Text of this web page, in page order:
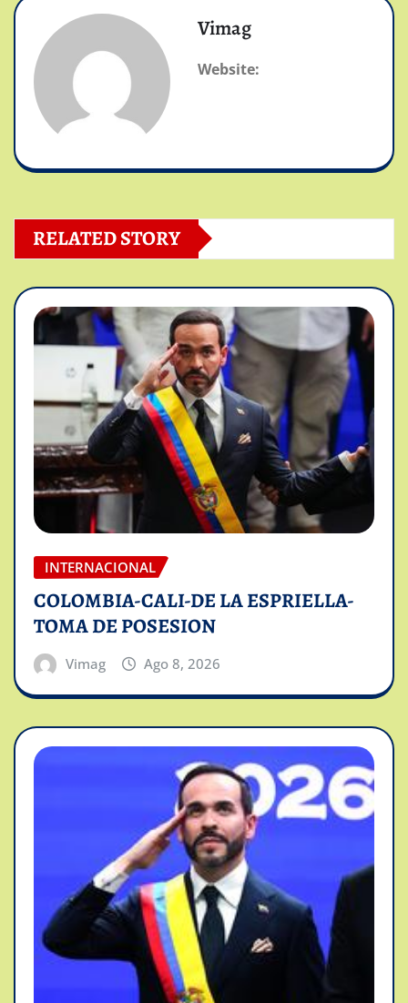
Vimag
Website:
RELATED STORY
INTERNACIONAL
COLOMBIA-CALI-DE LA ESPRIELLA-
TOMA DE POSESION
Vimag Ago 8, 2026